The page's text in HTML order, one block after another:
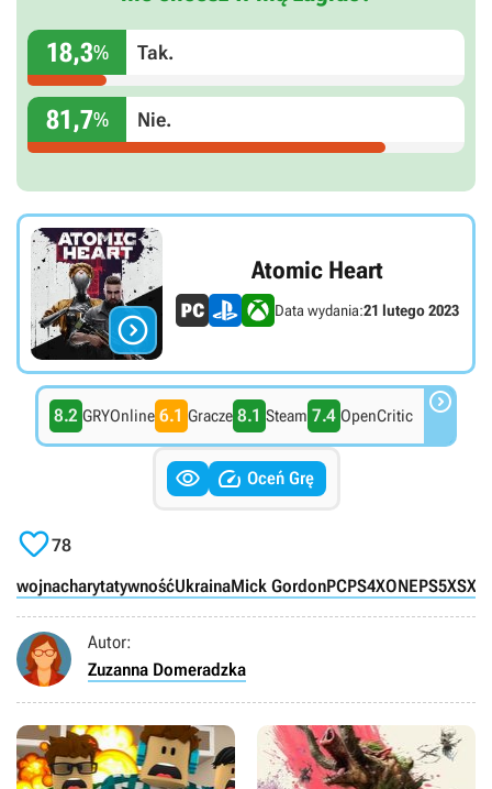
18,3% Tak.
81,7% Nie.

Atomic Heart
Data wydania:21 lutego 2023
8.2 GRYOnline 6.1 Gracze 8.1 Steam 7.4 OpenCritic 
  Oceń Grę
78
wojnacharytatywnośćUkrainaMick GordonPCPS4XONEPS5XSX
Autor:
Zuzanna Domeradzka